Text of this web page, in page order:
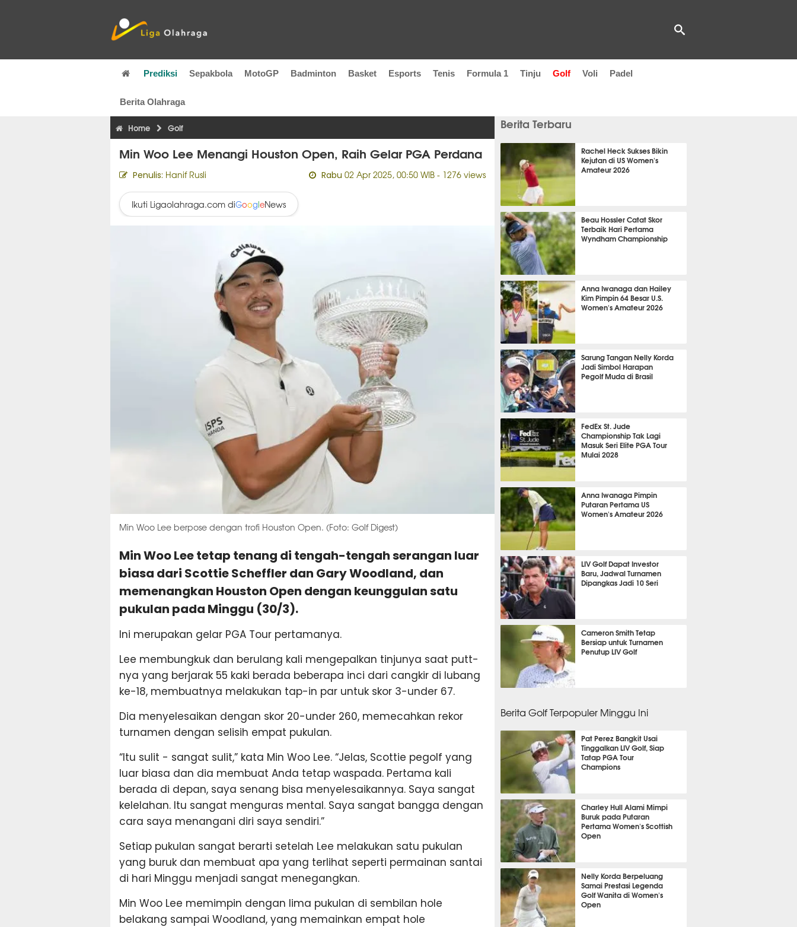
Prediksi Sepakbola MotoGP Badminton Basket Esports Tenis Formula 1 Tinju Golf Voli Padel
Berita Olahraga
Home Golf
Min Woo Lee Menangi Houston Open, Raih Gelar PGA Perdana
Penulis: Hanif Rusli Rabu 02 Apr 2025, 00:50 WIB- 1276 views
Ikuti Ligaolahraga.com diGoogleNews
Min Woo Lee berpose dengan trofi Houston Open. (Foto: Golf Digest)
Min Woo Lee tetap tenang di tengah-tengah serangan luar
biasa dari Scottie Scheffler dan Gary Woodland, dan
memenangkan Houston Open dengan keunggulan satu
pukulan pada Minggu (30/3).
Ini merupakan gelar PGA Tour pertamanya.
Lee membungkuk dan berulang kali mengepalkan tinjunya saat putt-
nya yang berjarak 55 kaki berada beberapa inci dari cangkir di lubang
ke-18, membuatnya melakukan tap-in par untuk skor 3-under 67.
Dia menyelesaikan dengan skor 20-under 260, memecahkan rekor
turnamen dengan selisih empat pukulan.
“Itu sulit - sangat sulit,” kata Min Woo Lee. “Jelas, Scottie pegolf yang
luar biasa dan dia membuat Anda tetap waspada. Pertama kali
berada di depan, saya senang bisa menyelesaikannya. Saya sangat
kelelahan. Itu sangat menguras mental. Saya sangat bangga dengan
cara saya menangani diri saya sendiri.”
Setiap pukulan sangat berarti setelah Lee melakukan satu pukulan
yang buruk dan membuat apa yang terlihat seperti permainan santai
di hari Minggu menjadi sangat menegangkan.
Min Woo Lee memimpin dengan lima pukulan di sembilan hole
belakang sampai Woodland, yang memainkan empat hole
Berita Terbaru
Rachel Heck Sukses Bikin
Kejutan di US Women's
Amateur 2026
1 jam 30 menit lalu
Beau Hossler Catat Skor
Terbaik Hari Pertama
Wyndham Championship
1 jam 35 menit lalu
Anna Iwanaga dan Hailey
Kim Pimpin 64 Besar U.S.
Women's Amateur 2026
1 jam 42 menit lalu
Sarung Tangan Nelly Korda
Jadi Simbol Harapan
Pegolf Muda di Brasil
1 jam 51 menit lalu
FedEx St. Jude
Championship Tak Lagi
Masuk Seri Elite PGA Tour
Mulai 2028
1 jam 58 menit lalu
Anna Iwanaga Pimpin
Putaran Pertama US
Women's Amateur 2026
1 hari lalu
LIV Golf Dapat Investor
Baru, Jadwal Turnamen
Dipangkas Jadi 10 Seri
1 hari lalu
Cameron Smith Tetap
Bersiap untuk Turnamen
Penutup LIV Golf
Berita Golf Terpopuler Minggu Ini
Pat Perez Bangkit Usai
Tinggalkan LIV Golf, Siap
Tatap PGA Tour
Champions
GOLF
Charley Hull Alami Mimpi
Buruk pada Putaran
Pertama Women's Scottish
Open
GOLF
Nelly Korda Berpeluang
Samai Prestasi Legenda
Golf Wanita di Women's
Open